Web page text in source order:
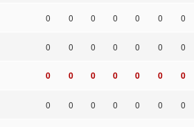
0 0 0 0 0 0 0
0 0 0 0 0 0 0
0 0 0 0 0 0 0
0 0 0 0 0 0 0